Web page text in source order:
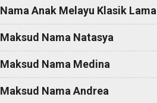
n
t
s
Nama Anak Melayu Klasik Lama
Maksud Nama Natasya
Maksud Nama Medina
Maksud Nama Andrea